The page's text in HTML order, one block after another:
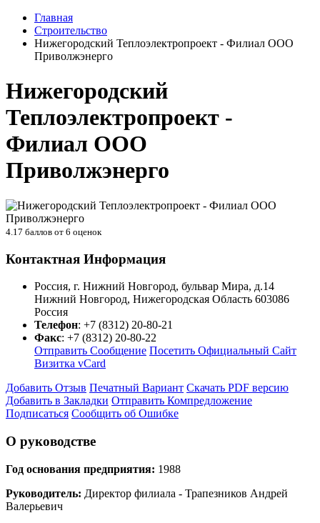
Главная
Строительство
Нижегородский Теплоэлектропроект - Филиал ООО
Приволжэнерго
Нижегородский
Теплоэлектропроект -
Филиал ООО
Приволжэнерго
4.17 баллов от 6 оценок
Контактная Информация
Россия, г. Нижний Новгород, бульвар Мира, д.14
Нижний Новгород, Нижегородская Область 603086
Россия
Телефон: +7 (8312) 20-80-21
Факс: +7 (8312) 20-80-22
Отправить Сообщение Посетить Официальный Сайт
Визитка vCard
Добавить Отзыв Печатный Вариант Скачать PDF версию
Добавить в Закладки Отправить Компредложение
Подписаться Сообщить об Ошибке
О руководстве
Год основания предприятия: 1988
Руководитель: Директор филиала - Трапезников Андрей
Валерьевич